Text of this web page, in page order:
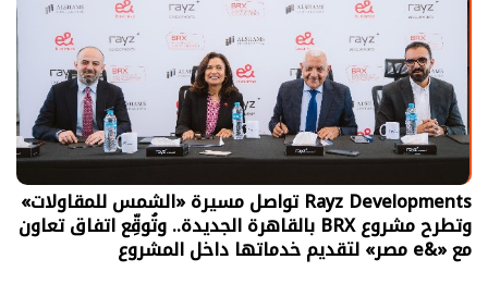
Rayz Developments تواصل مسيرة «الشمس للمقاولات»
وتطرح مشروع BRX بالقاهرة الجديدة.. وتُوقِّع اتفاق تعاون
مع «&e مصر» لتقديم خدماتها داخل المشروع